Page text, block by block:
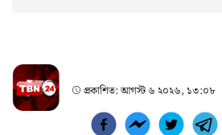
প্রকাশিত:আগস্ট ৬ ২০২৬, ১৩:০৮